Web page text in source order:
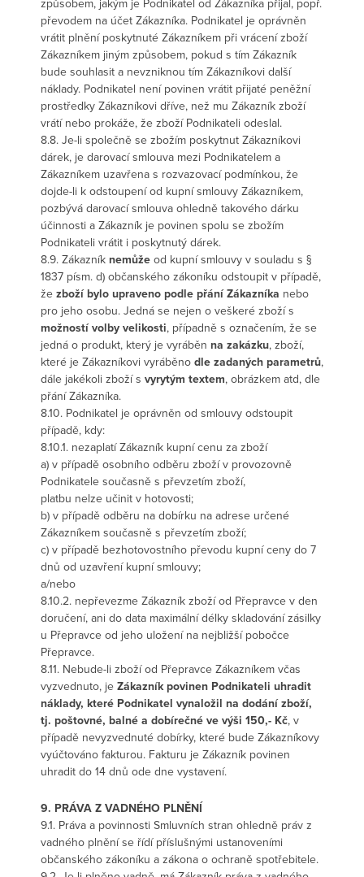
způsobem, jakým je Podnikatel od Zákazníka přijal, popř.
převodem na účet Zákazníka. Podnikatel je oprávněn
vrátit plnění poskytnuté Zákazníkem při vrácení zboží
Zákazníkem jiným způsobem, pokud s tím Zákazník
bude souhlasit a nevzniknou tím Zákazníkovi další
náklady. Podnikatel není povinen vrátit přijaté peněžní
prostředky Zákazníkovi dříve, než mu Zákazník zboží
vrátí nebo prokáže, že zboží Podnikateli odeslal.
8.8. Je-li společně se zbožím poskytnut Zákazníkovi
dárek, je darovací smlouva mezi Podnikatelem a
Zákazníkem uzavřena s rozvazovací podmínkou, že
dojde-li k odstoupení od kupní smlouvy Zákazníkem,
pozbývá darovací smlouva ohledně takového dárku
účinnosti a Zákazník je povinen spolu se zbožím
Podnikateli vrátit i poskytnutý dárek.
8.9. Zákazník nemůže od kupní smlouvy v souladu s §
1837 písm. d) občanského zákoníku odstoupit v případě,
že zboží bylo upraveno podle přání Zákazníka nebo
pro jeho osobu. Jedná se nejen o veškeré zboží s
možností volby velikosti, případně s označením, že se
jedná o produkt, který je vyráběn na zakázku, zboží,
které je Zákazníkovi vyráběno dle zadaných parametrů,
dále jakékoli zboží s vyrytým textem, obrázkem atd, dle
přání Zákazníka.
8.10. Podnikatel je oprávněn od smlouvy odstoupit
případě, kdy:
8.10.1. nezaplatí Zákazník kupní cenu za zboží
a) v případě osobního odběru zboží v provozovně
Podnikatele současně s převzetím zboží,
platbu nelze učinit v hotovosti;
b) v případě odběru na dobírku na adrese určené
Zákazníkem současně s převzetím zboží;
c) v případě bezhotovostního převodu kupní ceny do 7
dnů od uzavření kupní smlouvy;
a/nebo
8.10.2. nepřevezme Zákazník zboží od Přepravce v den
doručení, ani do data maximální délky skladování zásilky
u Přepravce od jeho uložení na nejbližší pobočce
Přepravce.
8.11. Nebude-li zboží od Přepravce Zákazníkem včas
vyzvednuto, je Zákazník povinen Podnikateli uhradit
náklady, které Podnikatel vynaložil na dodání zboží,
tj. poštovné, balné a dobírečné ve výši 150,- Kč, v
případě nevyzvednuté dobírky, které bude Zákazníkovy
vyúčtováno fakturou. Fakturu je Zákazník povinen
uhradit do 14 dnů ode dne vystavení.
9. PRÁVA Z VADNÉHO PLNĚNÍ
9.1. Práva a povinnosti Smluvních stran ohledně práv z
vadného plnění se řídí příslušnými ustanoveními
občanského zákoníku a zákona o ochraně spotřebitele.